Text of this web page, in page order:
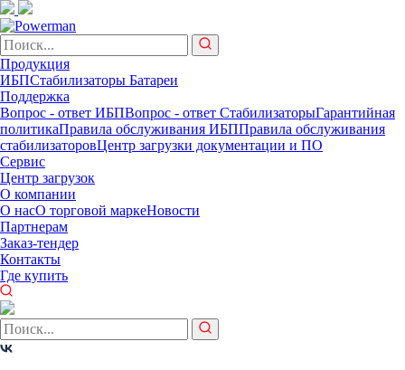
Продукция
ИБПСтабилизаторы Батареи
Поддержка
Вопрос - ответ ИБПВопрос - ответ СтабилизаторыГарантийная
политикаПравила обслуживания ИБППравила обслуживания
стабилизаторовЦентр загрузки документации и ПО
Сервис
Центр загрузок
О компании
О насО торговой маркеНовости
Партнерам
Заказ-тендер
Контакты
Где купить